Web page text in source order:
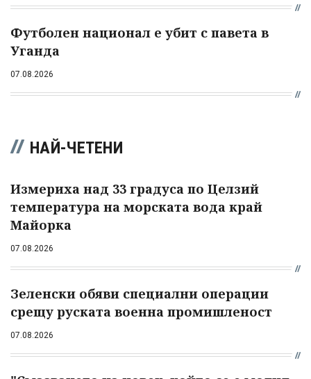
Футболен национал е убит с павета в
Уганда
07.08.2026
НАЙ-ЧЕТЕНИ
Измериха над 33 градуса по Целзий
температура на морската вода край
Майорка
07.08.2026
Зеленски обяви специални операции
срещу руската военна промишленост
07.08.2026